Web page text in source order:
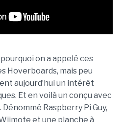
on a appelé ces
Hoverboards, mais peu
aujourd’hui un intérêt
Et en voilà un conçu avec
Raspberry Pi Guy,
et une planche à